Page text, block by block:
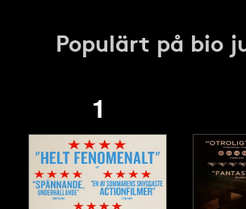
Populärt på bio
1